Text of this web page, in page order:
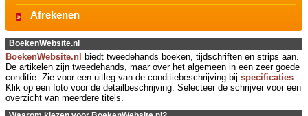
Afrekenen
BoekenWebsite.nl
BoekenWebsite.nl
biedt tweedehands boeken, tijdschriften en strips aan.
De artikelen zijn tweedehands, maar over het algemeen in een zeer goede
conditie. Zie voor een uitleg van de conditiebeschrijving bij specificaties.
Klik op een foto voor de detailbeschrijving. Selecteer de schrijver voor een
overzicht van meerdere titels.